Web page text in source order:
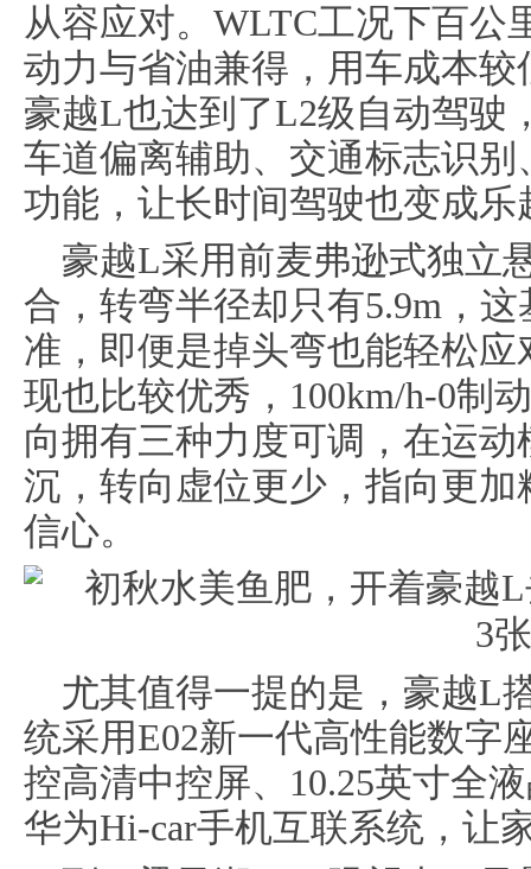
从容应对。WLTC工况下百公
动力与省油兼得，用车成本
豪越L也达到了L2级自动驾驶
车道偏离辅助、交通标志识
功能，让长时间驾驶也变成乐
豪越L采用前麦弗逊式独立
合，转弯半径却只有5.9m，
准，即便是掉头弯也能轻松
现也比较优秀，100km/h-0制
向拥有三种力度可调，在运
沉，转向虚位更少，指向更
信心。
尤其值得一提的是，豪越L
统采用E02新一代高性能数字
控高清中控屏、10.25英寸全
华为Hi-car手机互联系统，让